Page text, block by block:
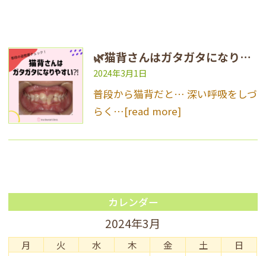
🌿猫背さんはガタガタになりやすい？！🌿
2024年3月1日
普段から猫背だと… 深い呼吸をしづ
らく…[read more]
カレンダー
2024年3月
月 火 水 木 金 土 日